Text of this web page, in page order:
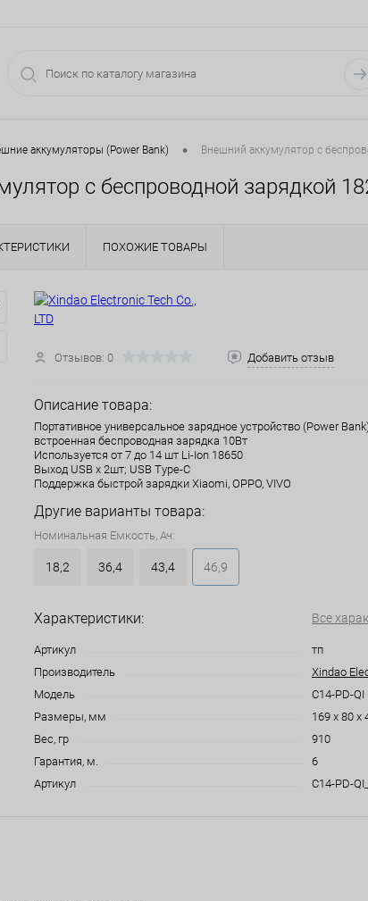
аккумуляторы (Power Bank) • Внешний аккумулятор с
с беспроводной зарядкой
ПОХОЖИЕ ТОВАРЫ
Отзывов: 0 Добавить отзыв
Описание товара:
Портативное универсальное зарядное устройство (Power
встроенная беспроводная зарядка 10Вт
Используется от 7 до 14 шт Li-Ion 18650
Выход USB х 2шт; USB Type-C
Поддержка быстрой зарядки Xiaomi, OPPO, VIVO
Другие варианты товара:
Номинальная Емкость, Ач:
18,2 36,4 43,4 46,9
Характеристики: Все
Артикул
тп
Производитель
Xindao
Модель
C14-PD-QI
Размеры, мм
169 х 80 х
Вес, гр
910
Гарантия, м.
6
Артикул
C14-PD-